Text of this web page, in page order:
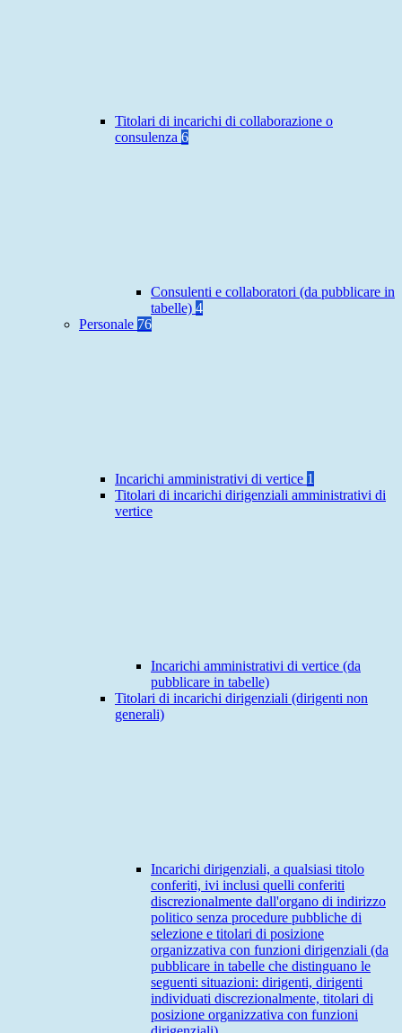
Titolari di incarichi di collaborazione o
consulenza 6
Consulenti e collaboratori (da pubblicare in
tabelle) 4
Personale 76
Incarichi amministrativi di vertice 1
Titolari di incarichi dirigenziali amministrativi di
vertice
Incarichi amministrativi di vertice (da
pubblicare in tabelle)
Titolari di incarichi dirigenziali (dirigenti non
generali)
Incarichi dirigenziali, a qualsiasi titolo
conferiti, ivi inclusi quelli conferiti
discrezionalmente dall'organo di indirizzo
politico senza procedure pubbliche di
selezione e titolari di posizione
organizzativa con funzioni dirigenziali (da
pubblicare in tabelle che distinguano le
seguenti situazioni: dirigenti, dirigenti
individuati discrezionalmente, titolari di
posizione organizzativa con funzioni